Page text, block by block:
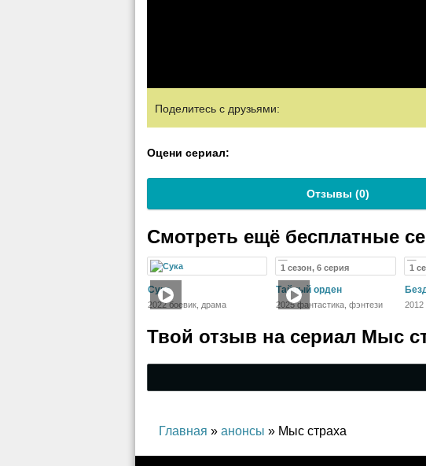
Поделитесь с друзьями:
Оцени сериал:
Отзывы (0)
Смотреть ещё бесплатные
Сука
2022 боевик, драма
1 сезон, 6 серия
Тайный орден
2025 фантастика, фэнтези
1
2012
Твой отзыв на сериал Мыс
Главная » анонсы » Мыс страха